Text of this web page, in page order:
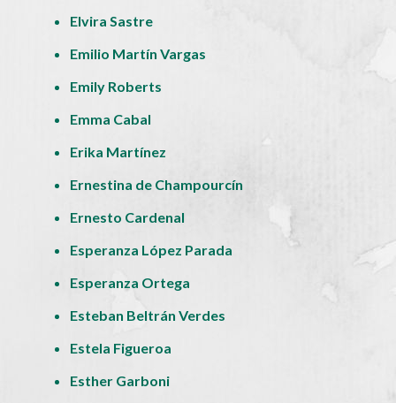
Elvira Sastre
Emilio Martín Vargas
Emily Roberts
Emma Cabal
Erika Martínez
Ernestina de Champourcín
Ernesto Cardenal
Esperanza López Parada
Esperanza Ortega
Esteban Beltrán Verdes
Estela Figueroa
Esther Garboni